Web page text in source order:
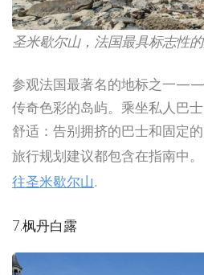
圣米歇尔山，法国最具标志性
参观法国最著名的地标之一
传奇色彩的岛屿。乘坐私人巴
舒适：告别拥挤的巴士和固定
旅行规划建议都包含在指南中。
往圣米歇尔山.
7.枫丹白露